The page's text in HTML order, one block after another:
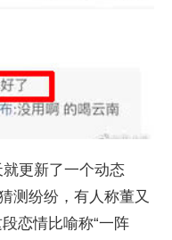
更新了一个动态
测纷纷，有人称董又
恋情比喻称“一阵